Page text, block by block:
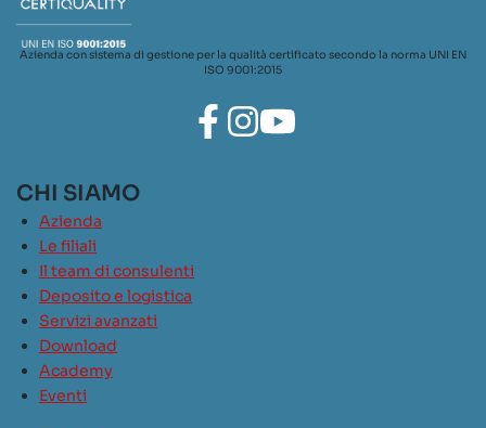
Azienda con sistema di gestione per la qualità certificato secondo la norma UNI EN
ISO 9001:2015
CHI SIAMO
Azienda
Le filiali
Il team di consulenti
Deposito e logistica
Servizi avanzati
Download
Academy
Eventi